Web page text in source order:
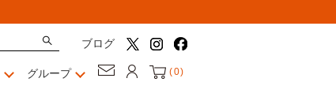
ブログ
グループ (0)